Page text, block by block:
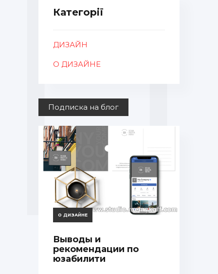
Категорії
ДИЗАЙН
О ДИЗАЙНЕ
Подписка на блог
О ДИЗАЙНЕ
Выводы и
рекомендации по
юзабилити